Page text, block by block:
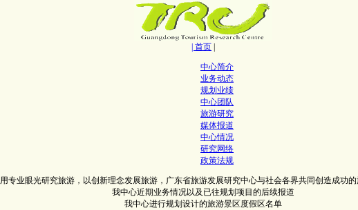
| 首页
中心简介
业务动态
规划业绩
中心团队
旅游研究
媒体报道
中心情况
研究网络
政策法规
用专业眼光研究旅游，以创新理念发展旅游，广东省旅游发展研究中心与社会各界共同创造成功
我中心近期业务情况以及已往规划项目的后续报道
我中心进行规划设计的旅游景区度假区名单